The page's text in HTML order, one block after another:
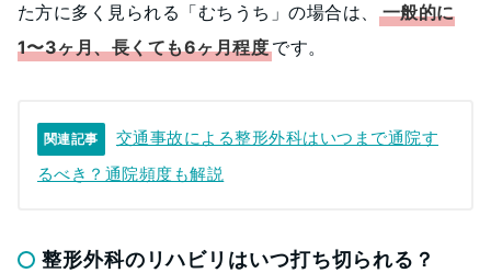
た方に多く見られる「むちうち」の場合は、
一般的に
1〜3ヶ月、長くても6ヶ月程度です。
関連記事
交通事故による整形外科はいつまで通院す
るべき？通院頻度も解説
整形外科のリハビリはいつ打ち切られる？